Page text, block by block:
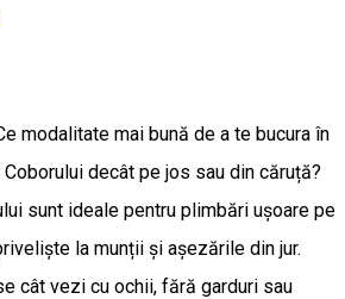
modalitate mai bună de a te bucura în
decât pe jos sau din căruță?
sunt ideale pentru plimbări ușoare pe
la munții și așezările din jur.
cât vezi cu ochii, fără garduri sau